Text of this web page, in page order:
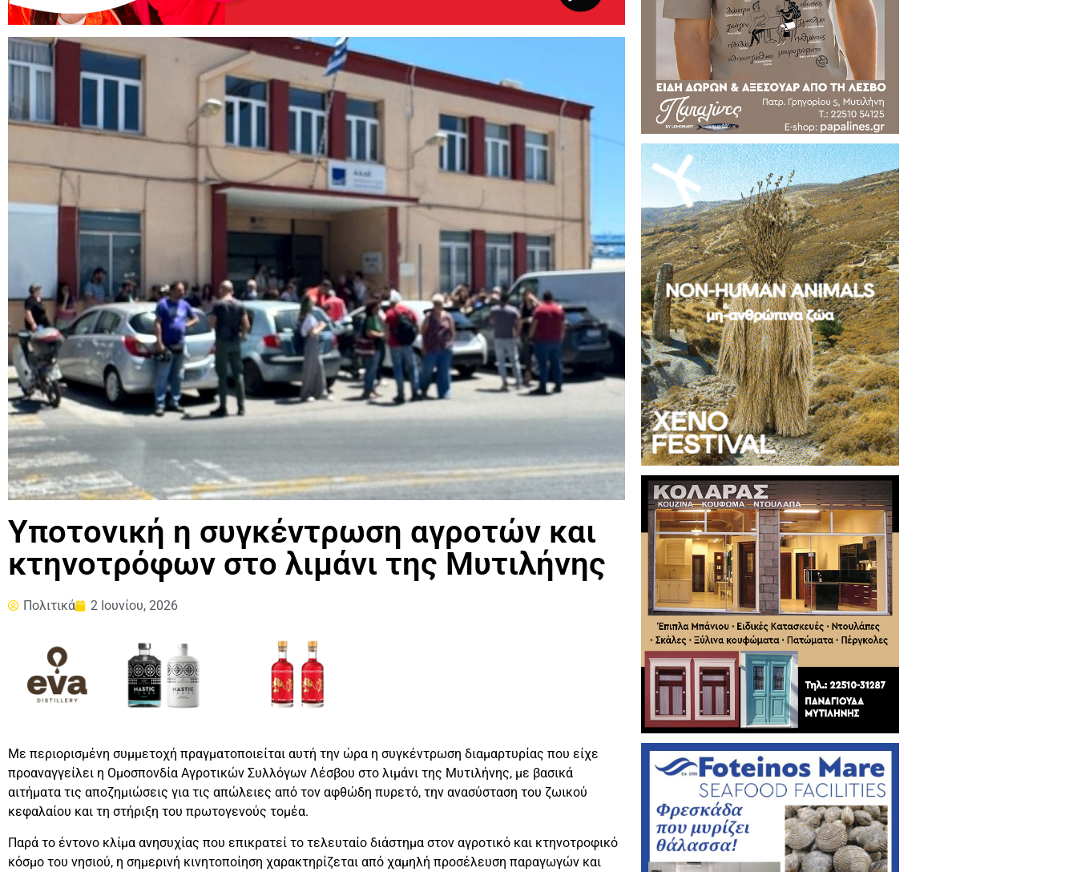
Υποτονική η συγκέντρωση αγροτών και
κτηνοτρόφων στο λιμάνι της Μυτιλήνης
Πολιτικά 2 Ιουνίου, 2026
Με περιορισμένη συμμετοχή πραγματοποιείται αυτή την ώρα η συγκέντρωση διαμαρτυρίας που είχε
προαναγγείλει η Ομοσπονδία Αγροτικών Συλλόγων Λέσβου στο λιμάνι της Μυτιλήνης, με βασικά
αιτήματα τις αποζημιώσεις για τις απώλειες από τον αφθώδη πυρετό, την ανασύσταση του ζωικού
κεφαλαίου και τη στήριξη του πρωτογενούς τομέα.
Παρά το έντονο κλίμα ανησυχίας που επικρατεί το τελευταίο διάστημα στον αγροτικό και κτηνοτροφικό
κόσμο του νησιού, η σημερινή κινητοποίηση χαρακτηρίζεται από χαμηλή προσέλευση παραγωγών και